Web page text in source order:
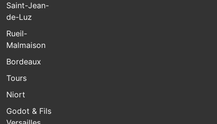
Saint-Jean-
de-Luz
Rueil-
Malmaison
Bordeaux
Tours
Niort
Godot & Fils